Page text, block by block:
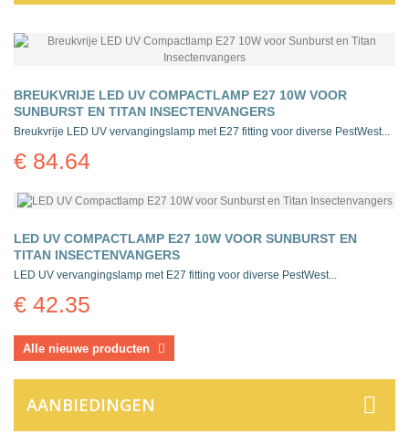
BREUKVRIJE LED UV COMPACTLAMP E27 10W VOOR
SUNBURST EN TITAN INSECTENVANGERS
Breukvrije LED UV vervangingslamp met E27 fitting voor diverse PestWest...
€ 84.64
LED UV COMPACTLAMP E27 10W VOOR SUNBURST EN
TITAN INSECTENVANGERS
LED UV vervangingslamp met E27 fitting voor diverse PestWest...
€ 42.35
Alle nieuwe producten
AANBIEDINGEN